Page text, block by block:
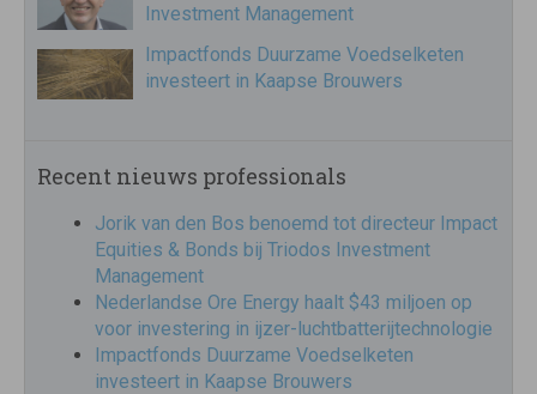
Investment Management
Impactfonds Duurzame Voedselketen
investeert in Kaapse Brouwers
Recent nieuws professionals
Jorik van den Bos benoemd tot directeur Impact
Equities & Bonds bij Triodos Investment
Management
Nederlandse Ore Energy haalt $43 miljoen op
voor investering in ijzer-luchtbatterijtechnologie
Impactfonds Duurzame Voedselketen
investeert in Kaapse Brouwers